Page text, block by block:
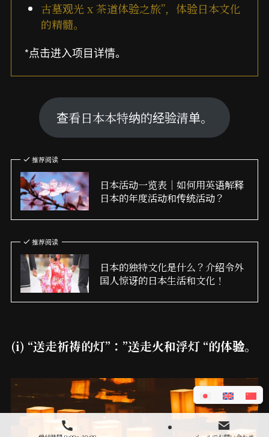
古墓观光 x 茶道体验之旅”，体验日本文化
的精髓。
*点击进入项目详情。
查看日本本特纳的经验清单。
推荐阅读
日本活动一览表｜如何用英语解释
日本的年度活动和传统活动？
推荐阅读
日本的独特文化是什么？介绍令外
国人惊讶的日本生活和文化！
(i) “送走祈祷的灯”：”送走火和浮灯 “的体验。